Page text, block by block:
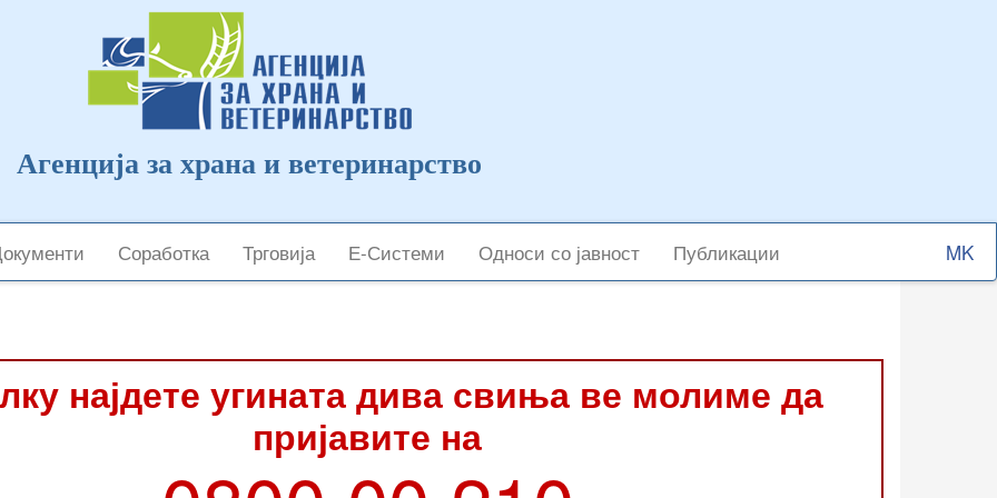
Агенција за храна и ветеринарство
Соработка Трговија Е-Системи Односи со јавност Публикации
Select
your
најдете угината дива свиња ве молиме да
пријавите на